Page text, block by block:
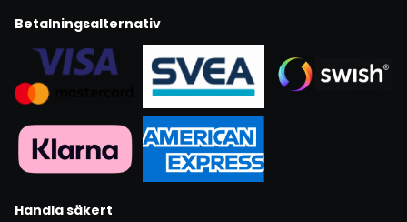
Betalningsalternativ
Handla säkert